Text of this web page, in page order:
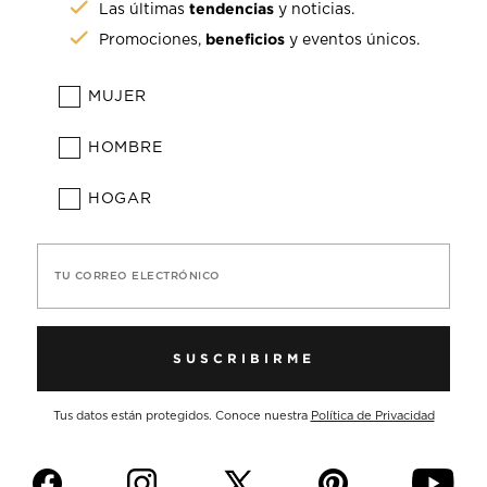
DESIGUAL PUEBLA
Dirección:
Colonia Concepción la Cruz | Puebla | CP 72452
DESIGUAL PUNTO VALLE
Dirección:Punto Valle, The Town Center | Colonia
Las últimastendencias y noticias.
Promociones, beneficios y eventos únicos.
MUJER
HOMBRE
HOGAR
TU CORREO ELECTRÓNICO
SUSCRIBIRME
Tus datos están protegidos. Conoce nuestra Política de Privacidad